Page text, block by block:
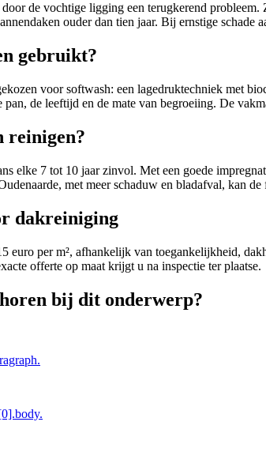
de vochtige ligging een terugkerend
ouder dan tien jaar. Bij ernstige schade
gebruikt?
voor softwash: een lagedruktechniek met
de leeftijd en de mate van begroeiing. De
reinigen?
elke 7 tot 10 jaar zinvol. Met een goede
met meer schaduw en bladafval, kan
dakreiniging
euro per m², afhankelijk van toegankelijkheid,
offerte op maat krijgt u na inspectie ter plaatse.
bij dit onderwerp?